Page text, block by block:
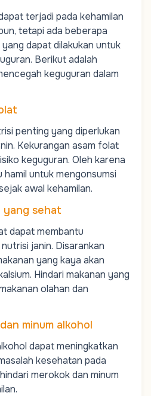
terjadi pada kehamilan
tetapi ada beberapa
dapat dilakukan untuk
Berikut adalah
keguguran dalam
penting yang diperlukan
Kekurangan asam folat
keguguran. Oleh karena
hamil untuk mengonsumsi
awal kehamilan.
yang sehat
dapat membantu
janin. Disarankan
yang kaya akan
Hindari makanan yang
olahan dan
minum alkohol
dapat meningkatkan
kesehatan pada
merokok dan minum